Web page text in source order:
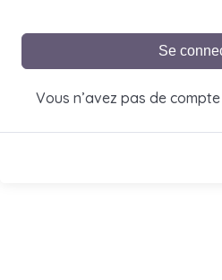
Se
Vous n’avez pas de compte